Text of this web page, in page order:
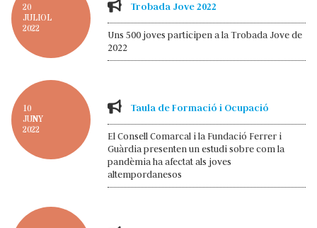
20
JULIOL
2022
Trobada Jove 2022
Uns 500 joves participen a la Trobada Jove de
2022
10
JUNY
2022
Taula de Formació i Ocupació
El Consell Comarcal i la Fundació Ferrer i
Guàrdia presenten un estudi sobre com la
pandèmia ha afectat als joves
altempordanesos